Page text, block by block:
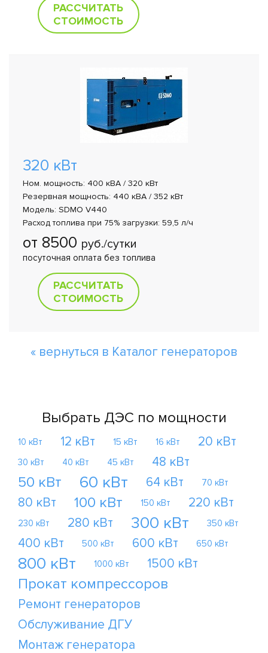
РАССЧИТАТЬ
СТОИМОСТЬ
320 кВт
Ном. мощность: 400 кВА / 320 кВт
Резервная мощность: 440 кВА / 352 кВт
Модель: SDMO V440
Расход топлива при 75% загрузки: 59,5 л/ч
от 8500 руб./сутки
посуточная оплата без топлива
РАССЧИТАТЬ
СТОИМОСТЬ
« вернуться в Каталог генераторов
Выбрать ДЭС по мощности
10 кВт 12 кВт 15 кВт 16 кВт 20 кВт
30 кВт 40 кВт 45 кВт 48 кВт
50 кВт 60 кВт 64 кВт 70 кВт
80 кВт 100 кВт 150 кВт 220 кВт
230 кВт 280 кВт 300 кВт 350 кВт
400 кВт 500 кВт 600 кВт 650 кВт
800 кВт 1000 кВт 1500 кВт
Прокат компрессоров
Ремонт генераторов
Обслуживание ДГУ
Монтаж генератора